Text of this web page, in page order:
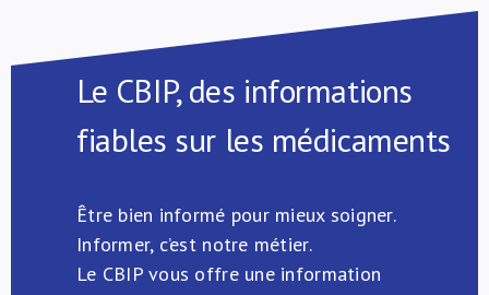
Le CBIP, des informations
fiables sur les médicaments
Être bien informé pour mieux soigner.
Informer, c’est notre métier.
Le CBIP vous offre une information